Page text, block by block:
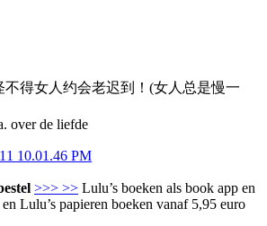
得女人约会老迟到！(女人总是慢一
over de liefde
>>> >> Lulu’s boeken als book app en
Lulu’s papieren boeken vanaf 5,95 euro